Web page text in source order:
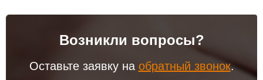
Возникли вопросы?
Оставьте заявку на обратный звонок.